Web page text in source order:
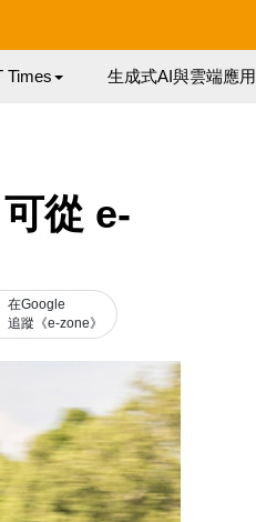
Times 生成式AI與雲端應用
從 e-
在Google
追蹤《e-zone》